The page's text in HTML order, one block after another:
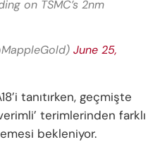
on TSMC’s 2nm
June 25,
tanıtırken, geçmişte
terimlerinden farklı
bekleniyor.